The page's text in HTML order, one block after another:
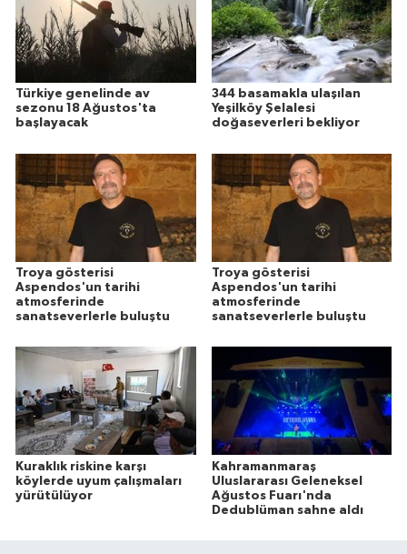
Türkiye genelinde av
sezonu 18 Ağustos'ta
başlayacak
344 basamakla ulaşılan
Yeşilköy Şelalesi
doğaseverleri bekliyor
Troya gösterisi
Aspendos'un tarihi
atmosferinde
sanatseverlerle buluştu
Troya gösterisi
Aspendos'un tarihi
atmosferinde
sanatseverlerle buluştu
Kuraklık riskine karşı
köylerde uyum çalışmaları
yürütülüyor
Kahramanmaraş
Uluslararası Geleneksel
Ağustos Fuarı'nda
Dedublüman sahne aldı